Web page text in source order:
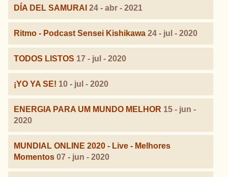
DÍA DEL SAMURAI 24 - abr - 2021
Ritmo - Podcast Sensei Kishikawa 24 - jul - 2020
TODOS LISTOS 17 - jul - 2020
¡YO YA SE! 10 - jul - 2020
ENERGIA PARA UM MUNDO MELHOR 15 - jun -
2020
MUNDIAL ONLINE 2020 - Live - Melhores
Momentos 07 - jun - 2020